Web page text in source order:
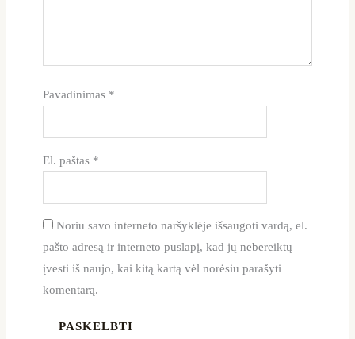
Pavadinimas *
El. paštas *
Noriu savo interneto naršyklėje išsaugoti vardą, el.
pašto adresą ir interneto puslapį, kad jų nebereiktų
įvesti iš naujo, kai kitą kartą vėl norėsiu parašyti
komentarą.